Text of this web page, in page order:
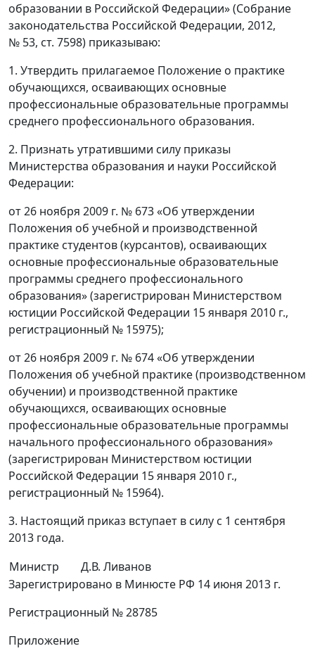
образовании в Российской Федерации» (Собрание
законодательства Российской Федерации, 2012,
№ 53, ст. 7598) приказываю:
1. Утвердить прилагаемое Положение о практике
обучающихся, осваивающих основные
профессиональные образовательные программы
среднего профессионального образования.
2. Признать утратившими силу приказы
Министерства образования и науки Российской
Федерации:
от 26 ноября 2009 г. № 673 «Об утверждении
Положения об учебной и производственной
практике студентов (курсантов), осваивающих
основные профессиональные образовательные
программы среднего профессионального
образования» (зарегистрирован Министерством
юстиции Российской Федерации 15 января 2010 г.,
регистрационный № 15975);
от 26 ноября 2009 г. № 674 «Об утверждении
Положения об учебной практике (производственном
обучении) и производственной практике
обучающихся, осваивающих основные
профессиональные образовательные программы
начального профессионального образования»
(зарегистрирован Министерством юстиции
Российской Федерации 15 января 2010 г.,
регистрационный № 15964).
3. Настоящий приказ вступает в силу с 1 сентября
2013 года.
Министр
Д.В. Ливанов
Зарегистрировано в Минюсте РФ 14 июня 2013 г.
Регистрационный № 28785
Приложение